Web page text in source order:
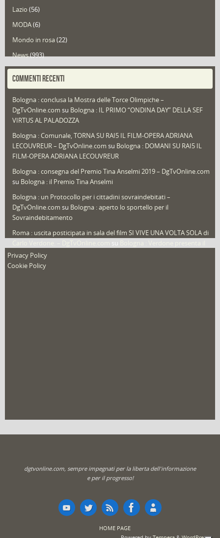
Lazio (56)
MODA(6)
Mondo in rosa(22)
News(993)
Portfolio(1)
Redazioni(1.049)
Speciali (22)
Sport
That's Bologna Magazine(25)
Video (archivio) (263)
COMMENTI RECENTI
Bologna : conclusa la Mostra delle Torce Olimpiche –
DgTvOnline.com su Bologna : IL PRIMO “ONDINA DAY” DELLA SEF
VIRTUS AL PALADOZZA
Bologna : Comunale, TORNA SU RAI5 IL FILM-OPERA ADRIANA
LECOUVREUR – DgTvOnline.com su Bologna : DOMANI SU RAI5 IL
FILM-OPERA ADRIANA LECOUVREUR
Bologna : consegna del Premio Tina Anselmi 2019 – DgTvOnline.com
su Bologna : il Premio Tina Anselmi
Bologna : un Protocollo per i cittadini sovraindebitati –
DgTvOnline.com su Bologna : aperto lo sportello per il
Sovraindebitamento
Roma : uscita posticipata in sala del film SI VIVE UNA VOLTA SOLA di
su
nuovo film
Privacy Policy
Cookie Policy
dgtvonline.com, sempre impegnati per la liberta dell'informazione
e per il progresso!
HOME PAGE